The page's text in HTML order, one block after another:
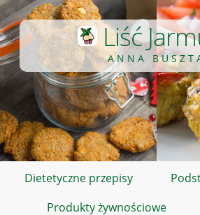
Liść
ANNA
Dietetyczne przepisy
Produkty żywnościowe